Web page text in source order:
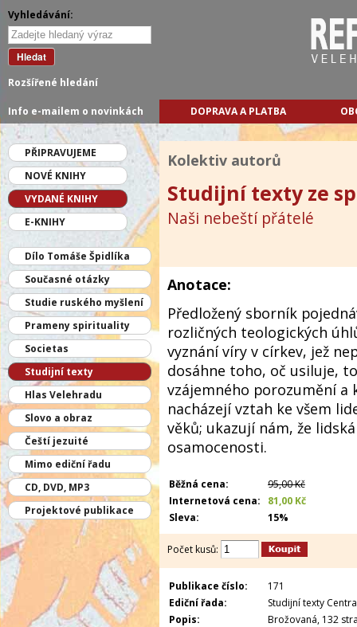
DOPRAVA A PLATBA
PŘIPRAVUJEME
NOVÉ KNIHY
VYDANÉ KNIHY
E-KNIHY
Dílo Tomáše Špidlíka
Současné otázky
Studie ruského myšlení
Prameny spirituality
Societas
Studijní texty
Hlas Velehradu
Slovo a obraz
Čeští jezuité
Mimo ediční řadu
CD, DVD, MP3
Projektové publikace
Kolektiv autorů
Studijní texty ze
Naši nebeští přátelé
Anotace:
Předložený sborník
rozličných teologických
vyznání víry v církev, jež
dosáhne toho, oč usiluje,
vzájemného porozumění a
nacházejí vztah ke všem
věků; ukazují nám, že
osamocenosti.
Běžná cena:
95,00 Kč
Internetová cena:
81,00 Kč
Sleva:
15%
Počet kusů:
Publikace číslo:
171
Ediční řada:
Studijní texty
Popis:
Brožovaná, 132
Vyhledávání:
Hledat
Rozšířené hledání
Info e-mailem o novinkách